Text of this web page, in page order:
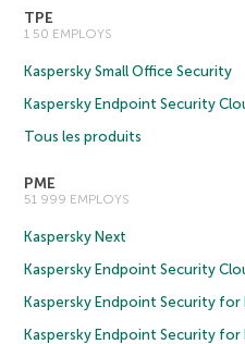
TPE
1 50 EMPLOYS
Kaspersky Small Office Security
Kaspersky Endpoint Security
Tous les produits
PME
51 999 EMPLOYS
Kaspersky Next
Kaspersky Endpoint Security
Kaspersky Endpoint Security for
Kaspersky Endpoint Security for